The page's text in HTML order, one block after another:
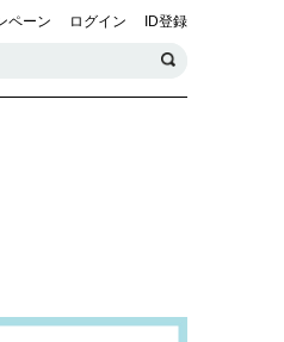
ペーン ログイン ID登録